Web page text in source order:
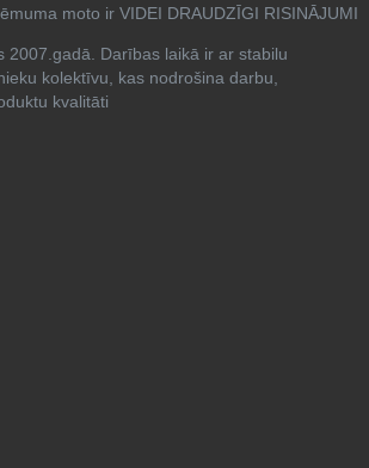
moto ir VIDEI DRAUDZĪGI RISINĀJUMI
2007.gadā. Darības laikā ir ar stabilu
kolektīvu, kas nodrošina darbu,
kvalitāti